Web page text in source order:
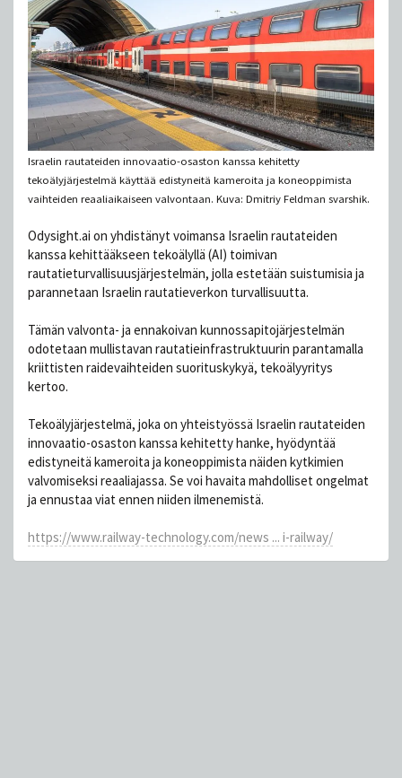
Israelin rautateiden innovaatio-osaston kanssa kehitetty
tekoälyjärjestelmä käyttää edistyneitä kameroita ja koneoppimista
vaihteiden reaaliaikaiseen valvontaan. Kuva: Dmitriy Feldman svarshik.
Odysight.ai on yhdistänyt voimansa Israelin rautateiden
kanssa kehittääkseen tekoälyllä (AI) toimivan
rautatieturvallisuusjärjestelmän, jolla estetään suistumisia ja
parannetaan Israelin rautatieverkon turvallisuutta.
Tämän valvonta- ja ennakoivan kunnossapitojärjestelmän
odotetaan mullistavan rautatieinfrastruktuurin parantamalla
kriittisten raidevaihteiden suorituskykyä, tekoälyyritys
kertoo.
Tekoälyjärjestelmä, joka on yhteistyössä Israelin rautateiden
innovaatio-osaston kanssa kehitetty hanke, hyödyntää
edistyneitä kameroita ja koneoppimista näiden kytkimien
valvomiseksi reaaliajassa. Se voi havaita mahdolliset ongelmat
ja ennustaa viat ennen niiden ilmenemistä.
https://www.railway-technology.com/news ... i-railway/